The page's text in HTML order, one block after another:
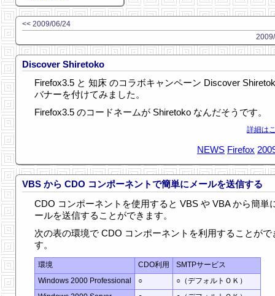
<< 2009/06/24
Discover Shiretoko
Firefox3.5 と 知床 のコラボキャンペーン Discover
バナーを付けてみました。
Firefox3.5 のコードネームが Shiretoko なんだそうです。
詳細は
NEWS Firefox
VBS から CDO コンポーネントで簡単にメールを送信する
CDO コンポーネントを使用すると VBS や VBA から簡単
ールを送信することができます。
次の表の環境で CDO コンポーネントを利用することがで
す。
環境 CDO利用
SMTPサービス
Windows 2000 Professional
○
○（デフォルトＯＫ）